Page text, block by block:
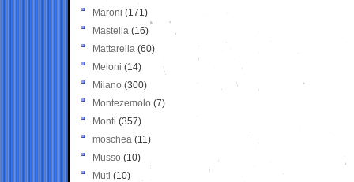
Maroni (171)
Mastella (16)
Mattarella (60)
Meloni (14)
Milano (300)
Montezemolo (7)
Monti (357)
moschea (11)
Musso (10)
Muti (10)